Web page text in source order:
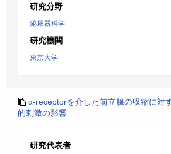
研究分野
泌尿器科学
研究機関
東京大学
α-receptorを介した前立腺の収縮に対
的刺激の影響
研究代表者